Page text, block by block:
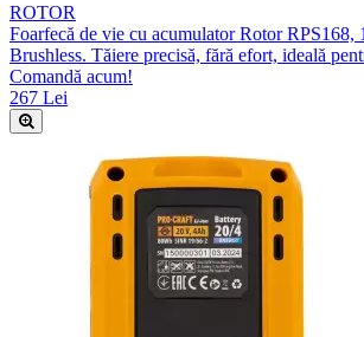
ROTOR
Foarfecă de vie cu acumulator Rotor
Brushless. Tăiere precisă, fără efort, ideală
Comandă acum!
267 Lei